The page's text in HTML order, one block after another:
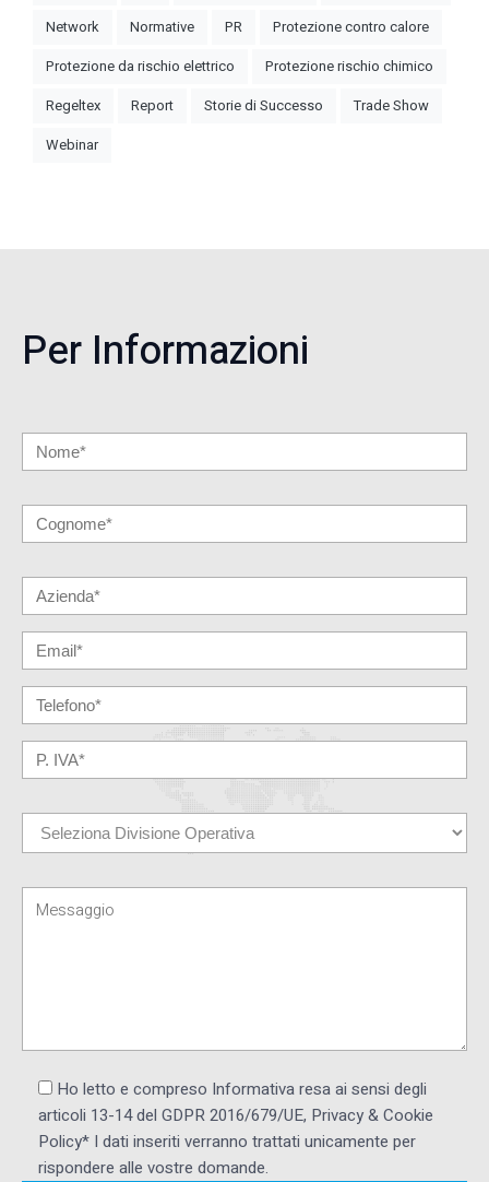
Network
Normative PR
Protezione contro calore
Protezione da rischio elettrico
Protezione rischio chimico
Regeltex
Report Storie di Successo
Trade Show
Webinar
Per Informazioni
Ho letto e compreso Informativa resa ai ​sensi degli
articoli 13-14 del GDPR 2016/679/UE, Privacy & Cookie
Policy* I dati inseriti verranno trattati unicamente per
rispondere alle vostre domande.